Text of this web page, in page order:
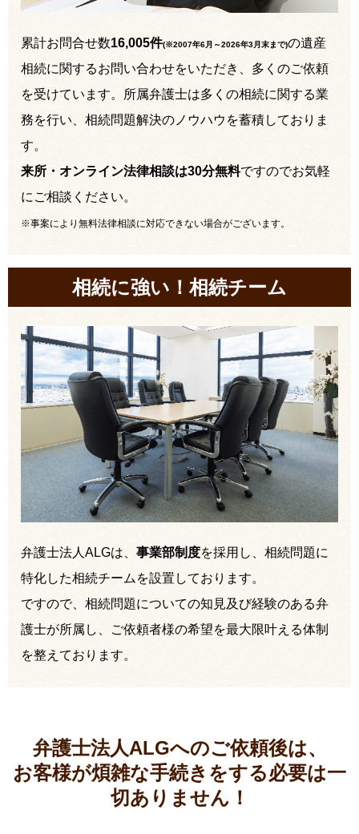
累計お問合せ数16,005件(※2007年6月～2026年3月末まで)の遺産
相続に関するお問い合わせをいただき、多くのご依頼
を受けています。所属弁護士は多くの相続に関する業
務を行い、相続問題解決のノウハウを蓄積しておりま
す。
来所・オンライン法律相談は30分無料ですのでお気軽
にご相談ください。
※事案により無料法律相談に対応できない場合がございます。
相続に強い！相続チーム
弁護士法人ALGは、 事業部制度を採用し、相続問題に
特化した相続チームを設置しております。
ですので、相続問題についての知見及び経験のある弁
護士が所属し、ご依頼者様の希望を最大限叶える体制
を整えております。
弁護士法人ALGへのご依頼後は、
お客様が煩雑な手続きをする必要は一
切ありません！